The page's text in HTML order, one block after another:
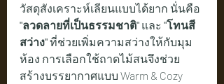
วัสดุสังเคราะห์เลียนแบบได้ยาก นั่นคือ
"ลวดลายที่เป็นธรรมชาติ" และ "โทนสี
สว่าง" ที่ช่วยเพิ่มความสว่างให้กับมุม
ห้อง การเลือกใช้ถาดไม้สนจึงช่วย
สร้างบรรยากาศแบบ Warm & Cozy